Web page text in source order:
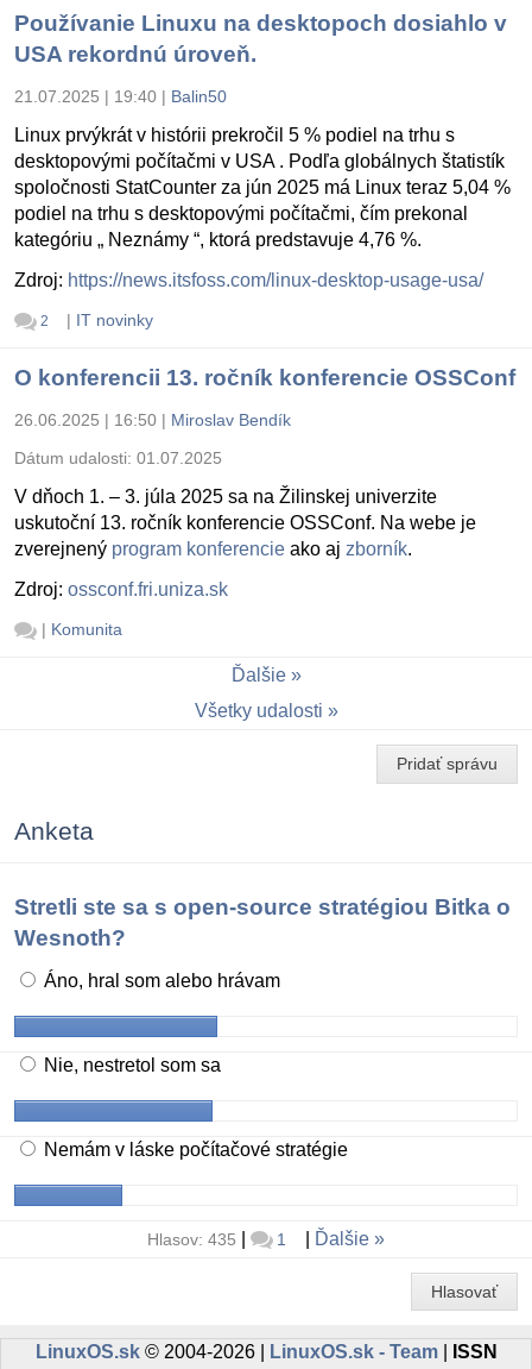
Používanie Linuxu na desktopoch dosiahlo v
USA rekordnú úroveň.
21.07.2025 | 19:40 | Balin50
Linux prvýkrát v histórii prekročil 5 % podiel na trhu s
desktopovými počítačmi v USA . Podľa globálnych štatistík
spoločnosti StatCounter za jún 2025 má Linux teraz 5,04 %
podiel na trhu s desktopovými počítačmi, čím prekonal
kategóriu „ Neznámy “, ktorá predstavuje 4,76 %.
Zdroj: https://news.itsfoss.com/linux-desktop-usage-usa/
2 | IT novinky
O konferencii 13. ročník konferencie OSSConf
26.06.2025 | 16:50 | Miroslav Bendík
Dátum udalosti: 01.07.2025
V dňoch 1. – 3. júla 2025 sa na Žilinskej univerzite
uskutoční 13. ročník konferencie OSSConf. Na webe je
zverejnený program konferencie ako aj zborník.
Zdroj: ossconf.fri.uniza.sk
| Komunita
Ďalšie
Všetky udalosti
Pridať správu
Anketa
Stretli ste sa s open-source stratégiou Bitka o
Wesnoth?
Áno, hral som alebo hrávam
Nie, nestretol som sa
Nemám v láske počítačové stratégie
Hlasov: 435 1 Ďalšie
Hlasovať
LinuxOS.sk© 2004-2026 | LinuxOS.sk - Team|
ISSN